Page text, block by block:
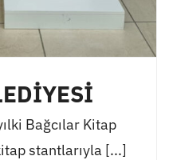
Bağcılar Kitap
stantlarıyla [...]